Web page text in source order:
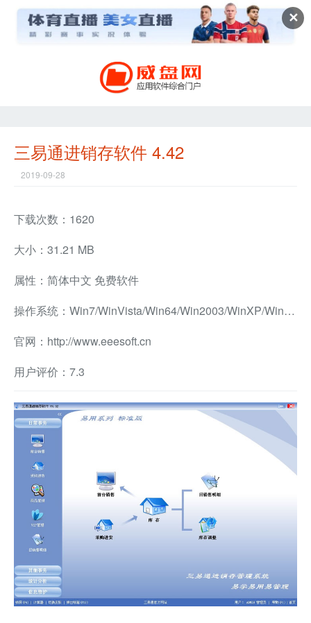
✕
三易通进销存软件 4.42
2019-09-28
下载次数：1620
大小：31.21 MB
属性：简体中文 免费软件
操作系统：Win7/WinVista/Win64/Win2003/WinXP/Win2000/Win8/Win10兼容软件
官网：http://www.eeesoft.cn
用户评价：7.3